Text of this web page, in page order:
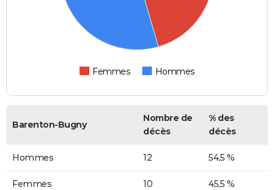
Femmes Hommes
Barenton-Bugny
Nombre de
décès
% des
décès
Hommes 12 54,5 %
Femmes 10 45,5 %